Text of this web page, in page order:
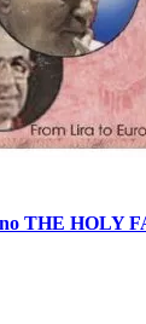
THE HOLY